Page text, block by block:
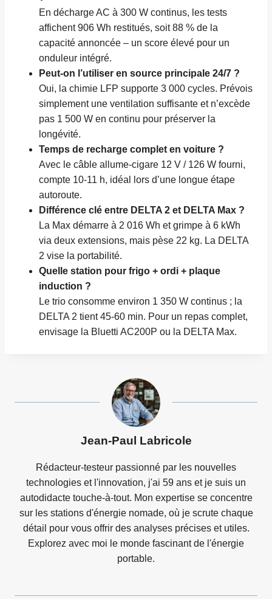
En décharge AC à 300 W continus, les tests
affichent 906 Wh restitués, soit 88 % de la
capacité annoncée – un score élevé pour un
onduleur intégré.
Peut-on l’utiliser en source principale 24/7 ?
Oui, la chimie LFP supporte 3 000 cycles. Prévois
simplement une ventilation suffisante et n’excède
pas 1 500 W en continu pour préserver la
longévité.
Temps de recharge complet en voiture ?
Avec le câble allume-cigare 12 V / 126 W fourni,
compte 10-11 h, idéal lors d’une longue étape
autoroute.
Différence clé entre DELTA 2 et DELTA Max ?
La Max démarre à 2 016 Wh et grimpe à 6 kWh
via deux extensions, mais pèse 22 kg. La DELTA
2 vise la portabilité.
Quelle station pour frigo + ordi + plaque
induction ?
Le trio consomme environ 1 350 W continus ; la
DELTA 2 tient 45-60 min. Pour un repas complet,
envisage la Bluetti AC200P ou la DELTA Max.
Jean-Paul Labricole
Rédacteur-testeur passionné par les nouvelles
technologies et l'innovation, j'ai 59 ans et je suis un
autodidacte touche-à-tout. Mon expertise se concentre
sur les stations d'énergie nomade, où je scrute chaque
détail pour vous offrir des analyses précises et utiles.
Explorez avec moi le monde fascinant de l'énergie
portable.